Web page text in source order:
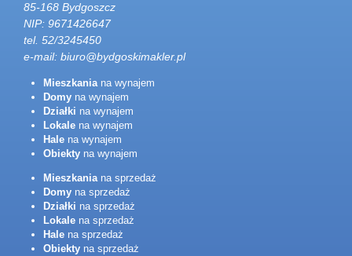
85-168 Bydgoszcz
NIP: 9671426647
tel. 52/3245450
e-mail: biuro@bydgoskimakler.pl
Mieszkaniana wynajem
Domy na wynajem
Działki na wynajem
Lokale na wynajem
Hale na wynajem
Obiekty na wynajem
Mieszkaniana sprzedaż
Domy na sprzedaż
Działki na sprzedaż
Lokale na sprzedaż
Hale na sprzedaż
Obiekty na sprzedaż